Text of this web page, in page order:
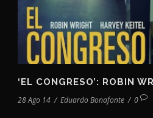
‘EL CONGRESO’: ROBIN
28 Ago 14 / Eduardo Bonafonte / 0